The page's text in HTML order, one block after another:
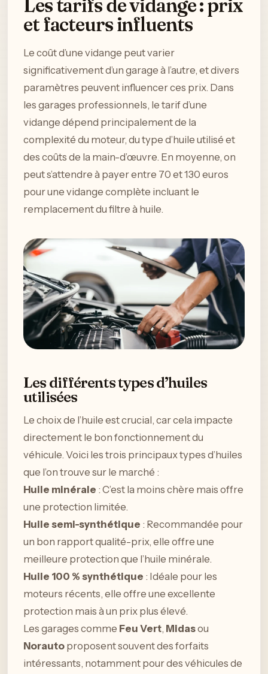
Les tarifs de vidange : prix
et facteurs influents
Le coût d’une vidange peut varier
significativement d’un garage à l’autre, et divers
paramètres peuvent influencer ces prix. Dans
les garages professionnels, le tarif d’une
vidange dépend principalement de la
complexité du moteur, du type d’huile utilisé et
des coûts de la main-d’œuvre. En moyenne, on
peut s’attendre à payer entre 70 et 130 euros
pour une vidange complète incluant le
remplacement du filtre à huile.
Les différents types d’huiles
utilisées
Le choix de l’huile est crucial, car cela impacte
directement le bon fonctionnement du
véhicule. Voici les trois principaux types d’huiles
que l’on trouve sur le marché :
Huile minérale : C’est la moins chère mais offre
une protection limitée.
Huile semi-synthétique : Recommandée pour
un bon rapport qualité-prix, elle offre une
meilleure protection que l’huile minérale.
Huile 100 % synthétique : Idéale pour les
moteurs récents, elle offre une excellente
protection mais à un prix plus élevé.
Les garages comme Feu Vert, Midasou
Norauto proposent souvent des forfaits
intéressants, notamment pour des véhicules de